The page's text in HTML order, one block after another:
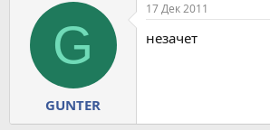
G
GUNTER
17 Дек 2011
незачет